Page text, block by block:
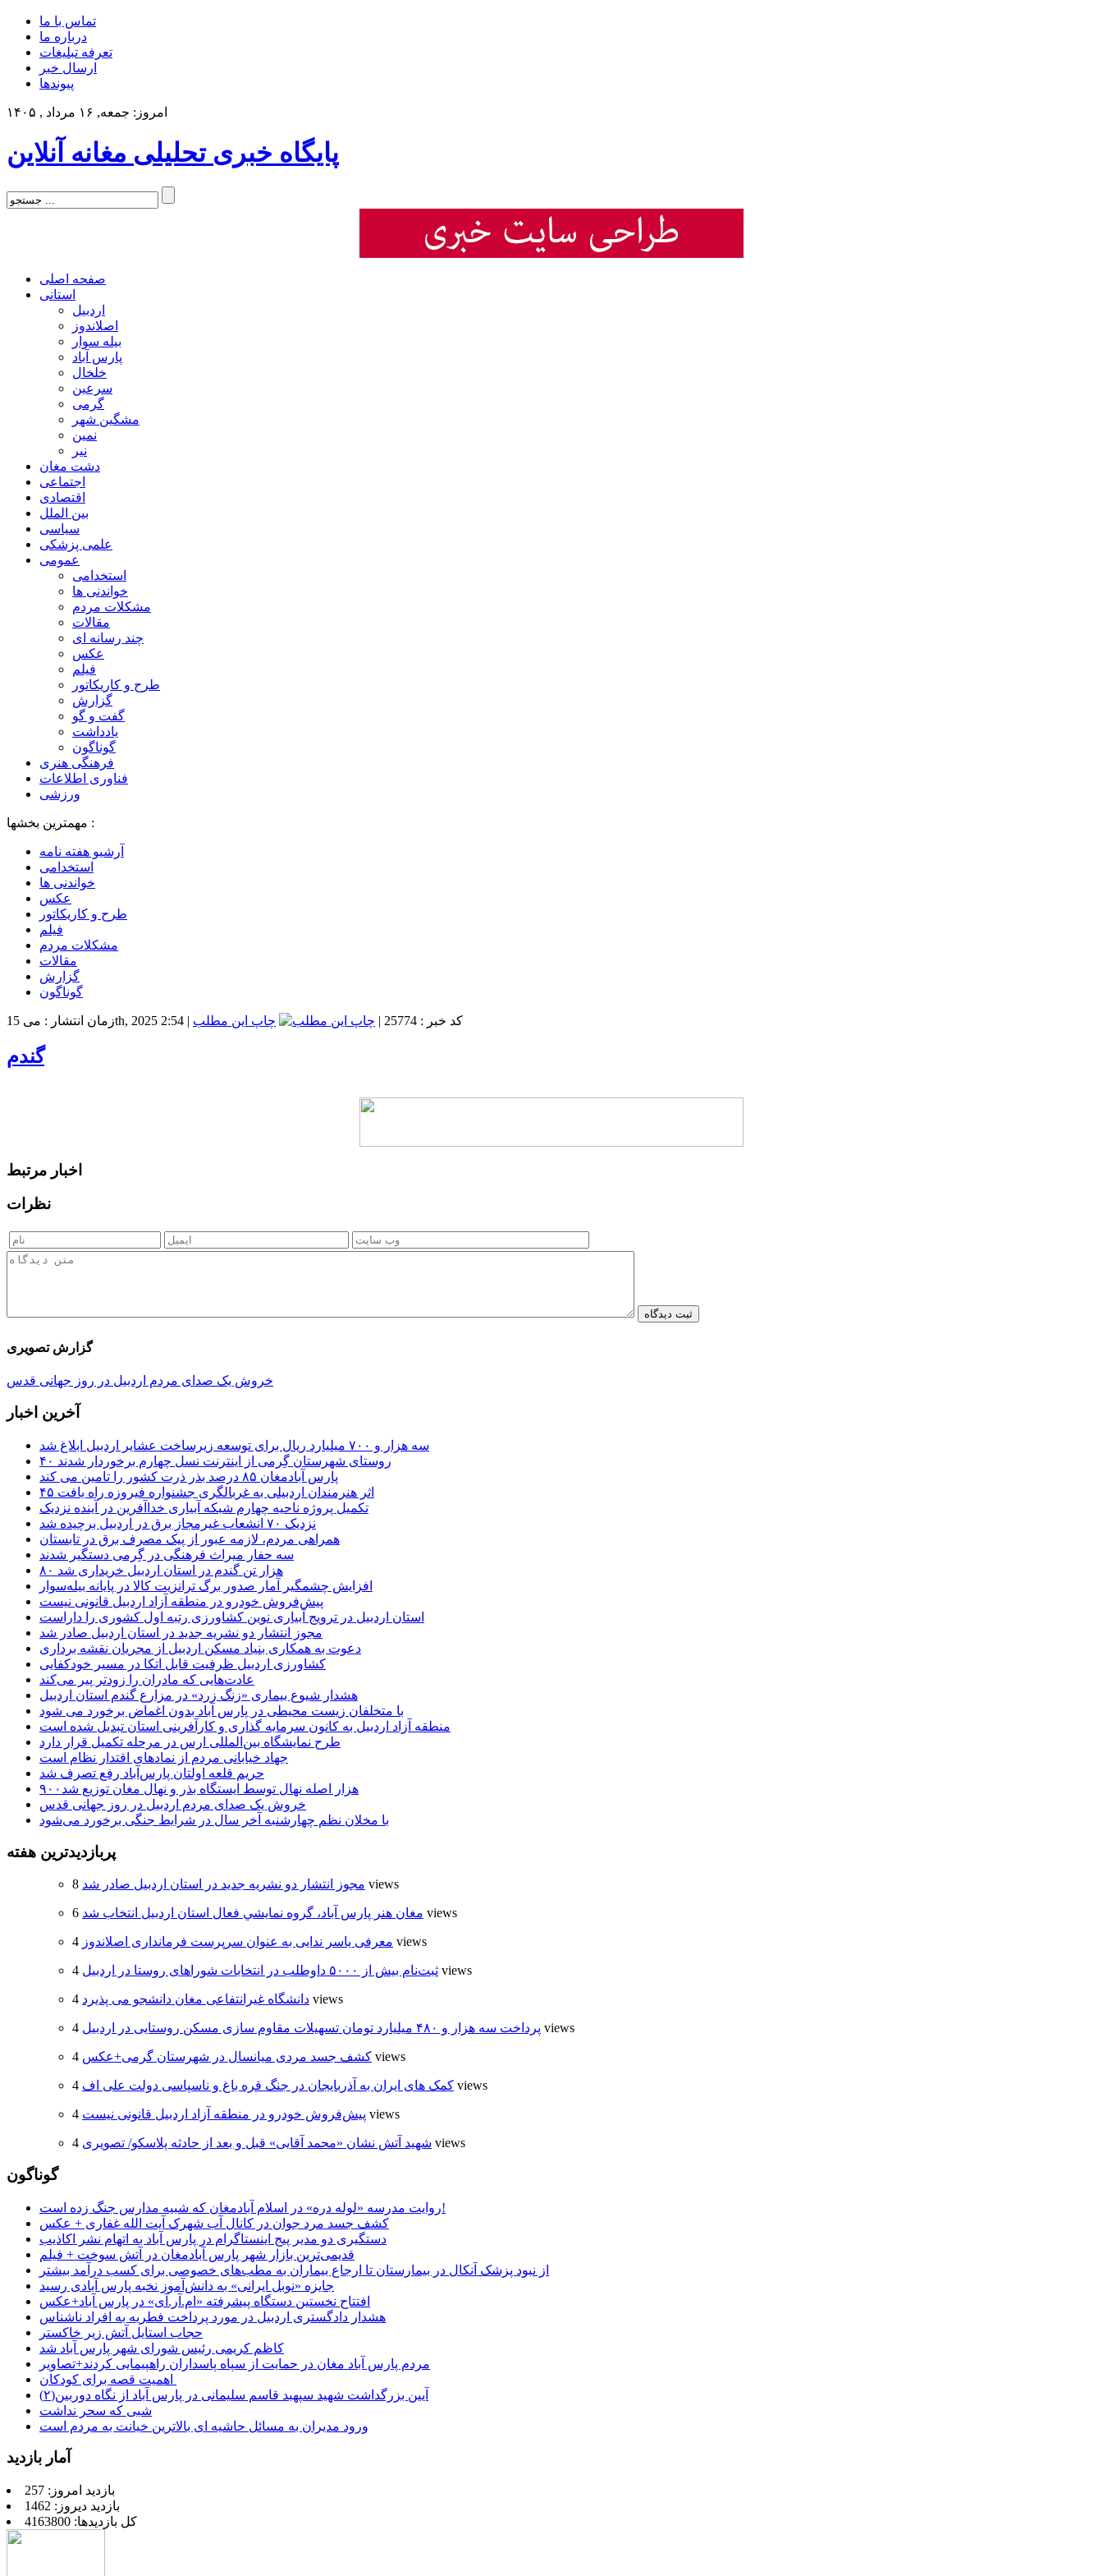
تماس با ما
درباره ما
تعرفه تبلیغات
ارسال خبر
پیوندها
امروز: جمعه, ۱۶ مرداد , ۱۴۰۵
پایگاه خبری تحلیلی مغانه آنلاین
صفحه اصلی
استانی
اردبیل
اصلاندوز
بیله سوار
پارس آباد
خلخال
سرعین
گرمی
مشگین شهر
نمین
نیر
دشت مغان
اجتماعی
اقتصادی
بین الملل
سیاسی
علمی پزشکی
عمومی
استخدامی
خواندنی ها
مشکلات مردم
مقالات
چند رسانه ای
عکس
فیلم
طرح و کاریکاتور
گزارش
گفت و گو
یادداشت
گوناگون
فرهنگی هنری
فناوری اطلاعات
ورزشی
مهمترین بخشها :
آرشیو هفته نامه
استخدامی
خواندنی ها
عکس
طرح و کاریکاتور
فیلم
مشکلات مردم
مقالات
گزارش
گوناگون
زمان انتشار : می 15th, 2025 2:54 | کد خبر : 25774 | چاپ این مطلب
گندم
اخبار مرتبط
نظرات
گزارش تصویری
خروش یک صدای مردم اردبیل در روز جهانی قدس
آخرین اخبار
سه هزار و ۷۰۰ میلیارد ریال برای توسعه زیرساخت عشایر اردبیل ابلاغ شد
۴۰ روستای شهرستان گِرمی از اینترنت نسل چهارم برخوردار شدند
پارس آبادمغان ۸۵ درصد بذر ذرت کشور را تامین می کند
۴۵ اثر هنرمندان اردبیلی به غربالگری جشنواره فیروزه راه یافت
تکمیل پروژه ناحیه چهارم شبکه آبیاری خداآفرین در آینده نزدیک
نزدیک ۷۰ انشعاب غیرمجاز برق در اردبیل برچیده شد
همراهی مردم، لازمه عبور از پیک مصرف برق در تابستان
سه حفار میراث فرهنگی در گِرمی دستگیر شدند
۸۰ هزار تن گندم در استان اردبیل خریداری شد
افزایش چشمگیر آمار صدور برگ ترانزیت کالا در پایانه بیله‌سوار
پیش‌فروش خودرو در منطقه آزاد اردبیل قانونی نیست
استان اردبیل در ترویج آبیاری نوین کشاورزی رتبه اول کشوری را داراست
مجوز انتشار دو نشریه جدید در استان اردبیل صادر شد
دعوت به همکاری بنیاد مسکن اردبیل از مجریان نقشه برداری
کشاورزی اردبیل ظرفیت قابل اتکا در مسیر خودکفایی
عادت‌هایی که مادران را زودتر پیر می‌کند
هشدار شیوع بیماری «زنگ زرد» در مزارع گندم استان اردبیل
با متخلفان زیست محیطی در پارس آباد بدون اغماض برخورد می شود
منطقه آزاد اردبیل به کانون سرمایه گذاری و کارآفرینی استان تبدیل شده است
طرح نمایشگاه بین‌المللی ارس در مرحله تکمیل قرار دارد
جهاد خیابانی مردم از نمادهای اقتدار نظام است
حریم قلعه اولتان پارس‌آباد رفع تصرف شد
۹۰۰هزار اصله نهال توسط ایستگاه بذر و نهال مغان توزیع شد
خروش یک صدای مردم اردبیل در روز جهانی قدس
با مخلان نظم چهارشنبه‌ آخر سال در شرایط جنگی برخورد می‌شود
پربازدیدترین هفته
مجوز انتشار دو نشریه جدید در استان اردبیل صادر شد 8 views
مغان هنر پارس آباد، گروه نمايشي فعال استان اردبيل انتخاب شد 6 views
معرفی یاسر ندایی به عنوان سرپرست فرمانداری اصلاندوز 4 views
ثبت‌نام بیش از ۵۰۰۰ داوطلب در انتخابات شوراهای روستا در اردبیل 4 views
دانشگاه غیرانتفاعی مغان دانشجو می پذیرد 4 views
پرداخت سه هزار و ۴۸۰ میلیارد تومان تسهیلات مقاوم سازی مسکن روستایی در اردبیل 4 views
کشف جسد مردی میانسال در شهرستان گرمی+عکس 4 views
کمک های ایران به آذربایجان در جنگ قره باغ و ناسپاسی دولت علی اف 4 views
پیش‌فروش خودرو در منطقه آزاد اردبیل قانونی نیست 4 views
شهید آتش نشان «محمد آقایی» قبل و بعد از حادثه پلاسکو/ تصویری 4 views
گوناگون
روایت مدرسه «لوله دره» در اسلام آبادمغان که شبیه مدارس جنگ زده است!
کشف جسد مرد جوان در کانال آب شهرک آیت الله غفاری + عکس
دستگیری دو مدیر پیج اینستاگرام در پارس آباد به اتهام نشر اکاذیب
قدیمی‌ترین بازار شهر پارس آبادمغان در آتش سوخت + فیلم
از نبود پزشک آنکال در بیمارستان تا ارجاع بیماران به مطب‌های خصوصی برای کسب درآمد بیشتر
جایزه «نوبل ایرانی» به دانش‌آموز نخبه پارس آبادی رسید
افتتاح نخستین دستگاه پیشرفته «ام.آر.آی» در پارس آباد+عکس
هشدار دادگستری اردبیل در مورد پرداخت فطریه به افراد ناشناس
حجاب استایل آتش زیر خاکستر
کاظم کریمی رئیس شورای شهر پارس آباد شد
مردم پارس آباد مغان در حمایت از سپاه پاسداران راهپیمایی کردند+تصاویر
آیین بزرگداشت شهید سپهبد قاسم سلیمانی در پارس آباد از نگاه دوربین(۲)
شبی که سحر نداشت
ورود مدیران به مسائل حاشیه ای بالاترین خیانت به مردم است
آمار بازدید
بازدید امروز: 257
بازدید دیروز: 1462
کل بازدیدها: 4163800